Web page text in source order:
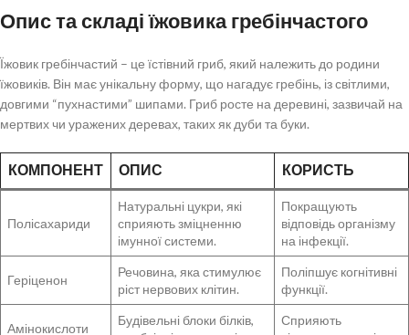
гребінчастого
Опис та складі їжовика гребінчастого
Їжовик гребінчастий – це їстівний гриб, який належить до родини
їжовиків. Він має унікальну форму, що нагадує гребінь, із світлими,
довгими “пухнастими” шипами. Гриб росте на деревині, зазвичай на
мертвих чи уражених деревах, таких як дуби та буки.
КОМПОНЕНТ ОПИС КОРИСТЬ
Полісахариди
Натуральні цукри, які
сприяють зміцненню
імунної системи.
Покращують
відповідь організму
на інфекції.
Геріценон
Речовина, яка стимулює
ріст нервових клітин.
Поліпшує когнітивні
функції.
Амінокислоти
Будівельні блоки білків,
Сприяють